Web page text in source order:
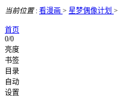
当前位置: 看漫画 > 星梦偶像计划 >
首页
0/0
亮度
书签
目录
自动
设置